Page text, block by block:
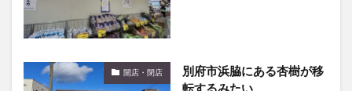
開店・閉店
別府市浜脇にある杏樹が移
転するみたい